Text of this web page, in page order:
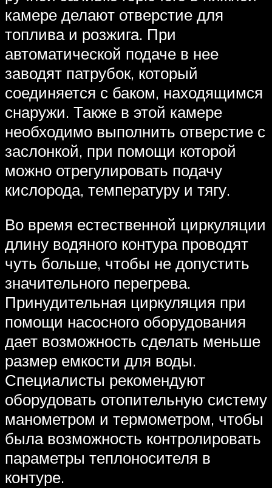
камере делают отверстие для
топлива и розжига. При
автоматической подаче в нее
заводят патрубок, который
соединяется с баком, находящимся
снаружи. Также в этой камере
необходимо выполнить отверстие с
заслонкой, при помощи которой
можно отрегулировать подачу
кислорода, температуру и тягу.
Во время естественной циркуляции
длину водяного контура проводят
чуть больше, чтобы не допустить
значительного перегрева.
Принудительная циркуляция при
помощи насосного оборудования
дает возможность сделать меньше
размер емкости для воды.
Специалисты рекомендуют
оборудовать отопительную систему
манометром и термометром, чтобы
была возможность контролировать
параметры теплоносителя в
контуре.